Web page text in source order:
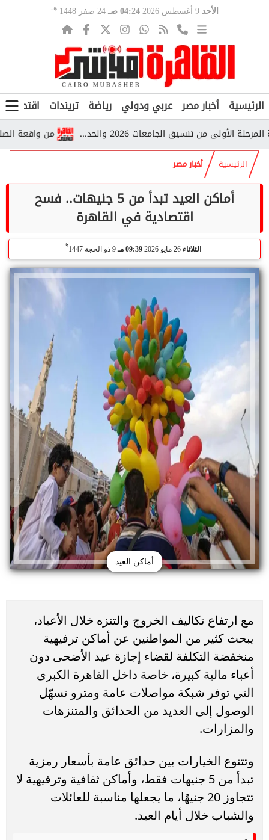
الأحد 9 أغسطس 2026 04:24 صـ 24 صفر 1448 هـ
الرئيسية أخبار مصر عربي ودولي رياضة تريندات اقتصاد
من واقعة الصلاة من تنسيق الجامعات 2026 والحد...
الرئيسية أخبار مصر
أماكن العيد تبدأ من 5 جنيهات.. فسح
اقتصادية في القاهرة
الثلاثاء 26 مايو 2026 09:39 مـ 9 ذو الحجة 1447
هـ
أماكن العيد
مع ارتفاع تكاليف الخروج والتنزه خلال الأعياد،
يبحث كثير من المواطنين عن أماكن ترفيهية
منخفضة التكلفة لقضاء إجازة عيد الأضحى دون
أعباء مالية كبيرة، خاصة داخل القاهرة الكبرى
التي توفر شبكة مواصلات عامة ومترو تسهّل
الوصول إلى العديد من الحدائق والمتنزهات
والمزارات.
وتتنوع الخيارات بين حدائق عامة بأسعار رمزية
تبدأ من 5 جنيهات فقط، وأماكن ثقافية وترفيهية لا
تتجاوز 20 جنيهًا، ما يجعلها مناسبة للعائلات
والشباب خلال أيام العيد.